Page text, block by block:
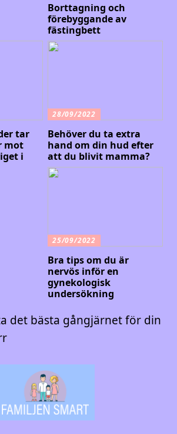
Borttagning och
förebyggande av
fästingbett
tar
mot
i
28/09/2022
Behöver du ta extra
hand om din hud efter
att du blivit mamma?
25/09/2022
Bra tips om du är
nervös inför en
gynekologisk
undersökning
det bästa gångjärnet för din